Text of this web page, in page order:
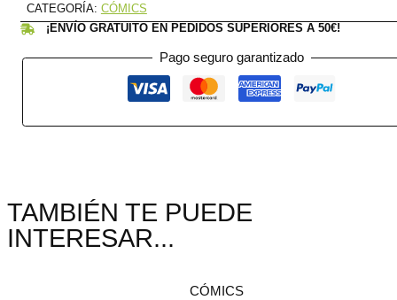
CATEGORÍA: CÓMICS
¡ENVÍO GRATUITO EN PEDIDOS SUPERIORES A 50€!
Pago seguro garantizado
TAMBIÉN TE PUEDE
INTERESAR...
CÓMICS